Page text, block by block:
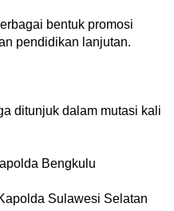
bentuk promosi
pendidikan lanjutan.
ditunjuk dalam mutasi kali
Bengkulu
Sulawesi Selatan